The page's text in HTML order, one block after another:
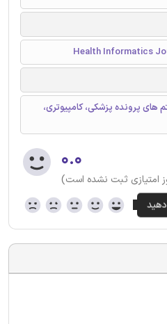
های پرونده پزشکی، کامپیوتری،
۰.۰
امتیازی ثبت نشده است)